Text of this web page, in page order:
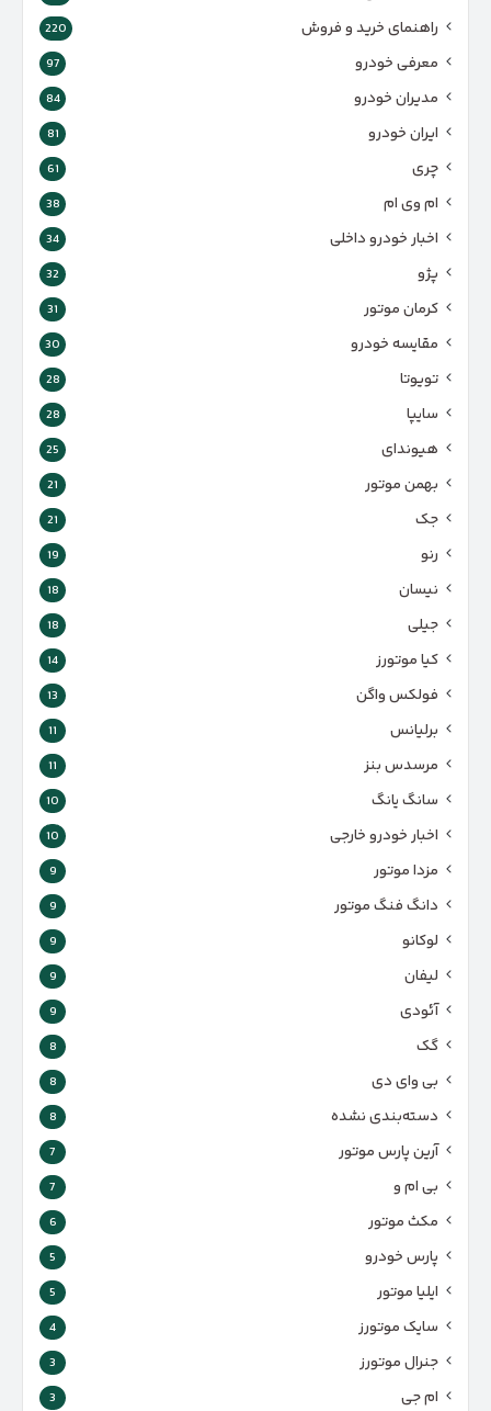
راهنمای خرید و فروش 220
معرفی خودرو 97
مدیران خودرو 84
ایران خودرو 81
چری 61
ام وی ام 38
اخبار خودرو داخلی 34
پژو 32
کرمان موتور 31
مقایسه خودرو 30
تویوتا 28
سایپا 28
هیوندای 25
بهمن موتور 21
جک 21
رنو 19
نیسان 18
جیلی 18
کیا موتورز 14
فولکس واگن 13
برلیانس 11
مرسدس بنز 11
سانگ یانگ 10
اخبار خودرو خارجی 10
مزدا موتور 9
دانگ فنگ موتور 9
لوکانو 9
لیفان 9
آئودی 9
گک 8
بی وای دی 8
دسته‌بندی نشده 8
آرین پارس موتور 7
بی ام و 7
مکث موتور 6
پارس‌ خودرو 5
ایلیا موتور 5
سایک موتورز 4
جنرال موتورز 3
ام جی 3